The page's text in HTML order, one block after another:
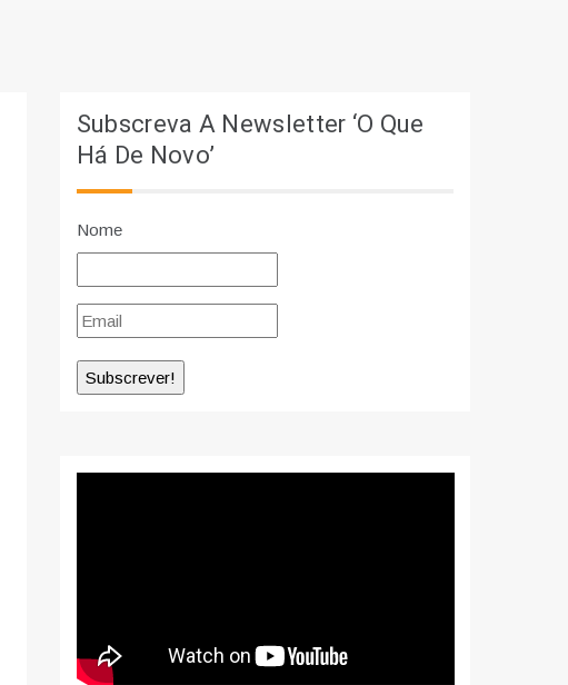
Subscreva A Newsletter ‘O Que
Há De Novo’
Nome